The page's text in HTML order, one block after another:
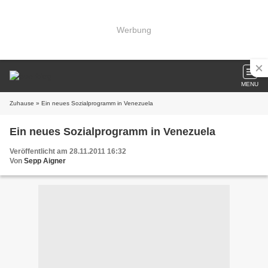
Werbung
MENU
Zuhause » Ein neues Sozialprogramm in Venezuela
Ein neues Sozialprogramm in Venezuela
Veröffentlicht am 28.11.2011 16:32
Von Sepp Aigner